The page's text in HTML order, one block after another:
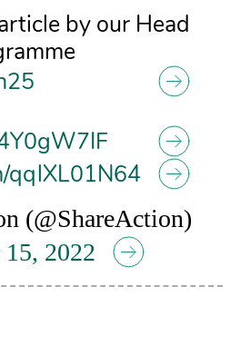
by our Head
qqlXL01N64
(@ShareAction)
15, 2022